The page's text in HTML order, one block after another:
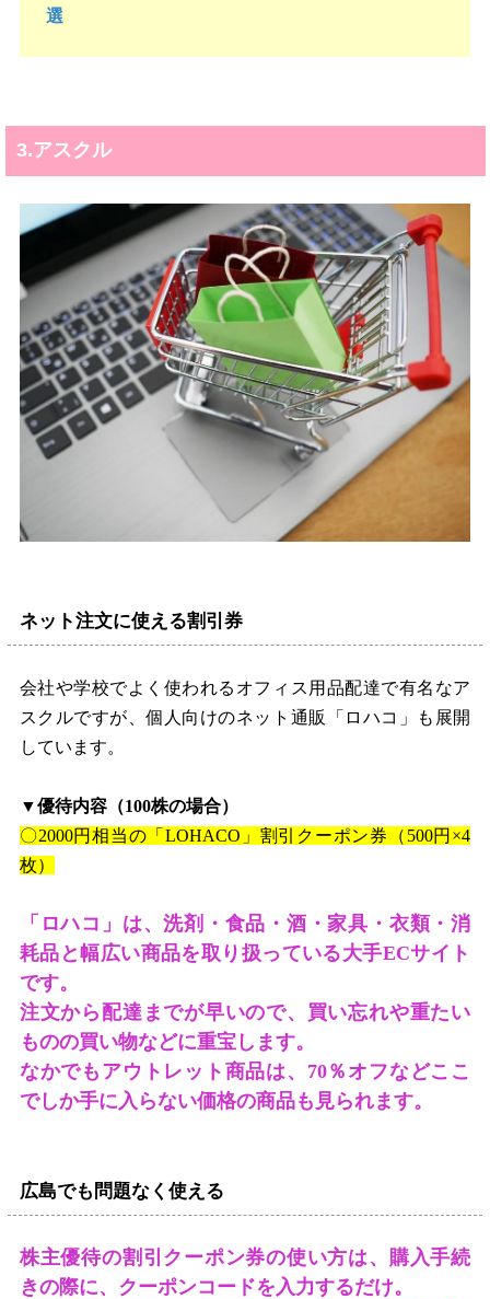
選
3.アスクル
ネット注文に使える割引券
会社や学校でよく使われるオフィス用品配達で有名なア
スクルですが、個人向けのネット通販「ロハコ」も展開
しています。
▼優待内容（100株の場合）
〇2000円相当の「LOHACO 」割引クーポン券（ 500円×4
枚）
「ロハコ」は、洗剤・食品・酒・家具・衣類・消
耗品と幅広い商品を取り扱っている大手ECサイト
です。
注文から配達までが早いので、買い忘れや重たい
ものの買い物などに重宝します。
なかでもアウトレット商品は、 70％オフなどここ
でしか手に入らない価格の商品も見られます。
広島でも問題なく使える
株主優待の割引クーポン券の使い方は、購入手続
きの際に、クーポンコードを入力するだけ。